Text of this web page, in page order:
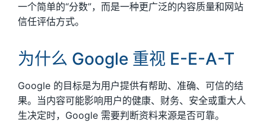
一个简单的“分数”，而是一种更广泛的内容质量和网站
信任评估方式。
为什么 Google 重视 E-E-A-T
Google 的目标是为用户提供有帮助、准确、可信的结
果。当内容可能影响用户的健康、财务、安全或重大人
生决定时，Google 需要判断资料来源是否可靠。